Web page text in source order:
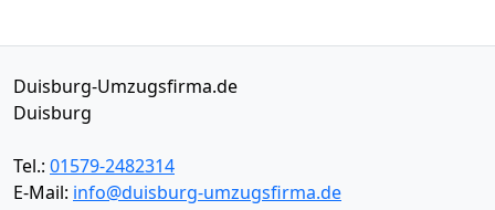
Duisburg-Umzugsfirma.de
Duisburg
Tel.: 01579-2482314
E-Mail: info@duisburg-umzugsfirma.de